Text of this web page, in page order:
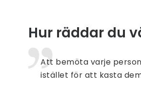
Hur räddar du
Att bemöta varje
istället för att kasta